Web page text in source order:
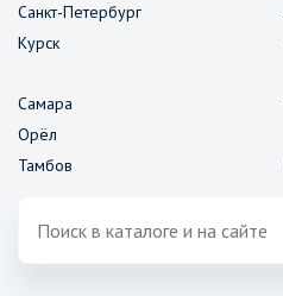
Санкт-Петербург
Курск
Самара
Орёл
Тамбов